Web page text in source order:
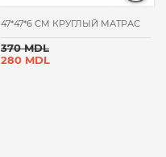
47*47*6 CM КРУГЛЫЙ МАТРАС
370 MDL
280 MDL